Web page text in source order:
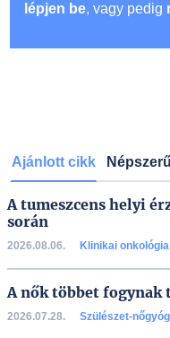
lépjen be, vagy pedig
Ajánlott cikk
A tumeszcens helyi
során
2026.08.06. Klinikai onkológia
A nők többet
2026.07.28. Szülészet-